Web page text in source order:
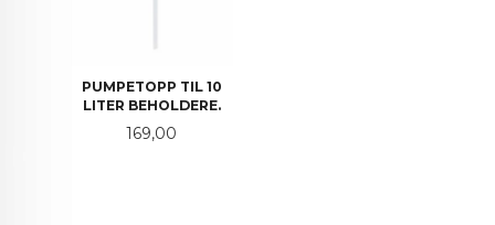
PUMPETOPP TIL 10
LITER BEHOLDERE.
Pris
169,00